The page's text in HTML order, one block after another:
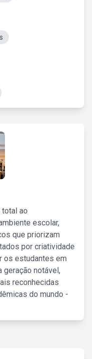
total ao
escolar,
que priorizam
por criatividade
os estudantes em
geração notável,
reconhecidas
do mundo -